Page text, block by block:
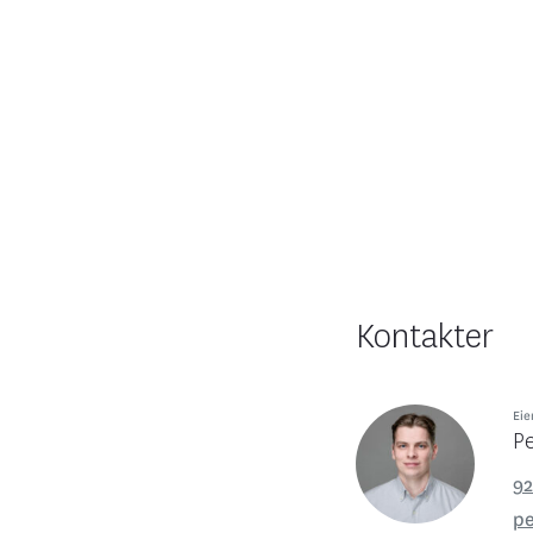
Kontakter